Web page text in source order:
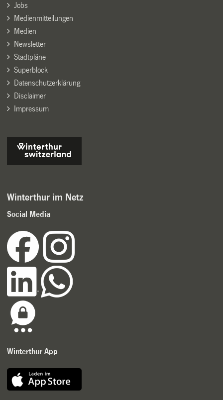
Jobs
Medienmitteilungen
Medien
Newsletter
Stadtpläne
Superblock
Datenschutzerklärung
Disclaimer
Impressum
Winterthur im Netz
Social Media
Winterthur App